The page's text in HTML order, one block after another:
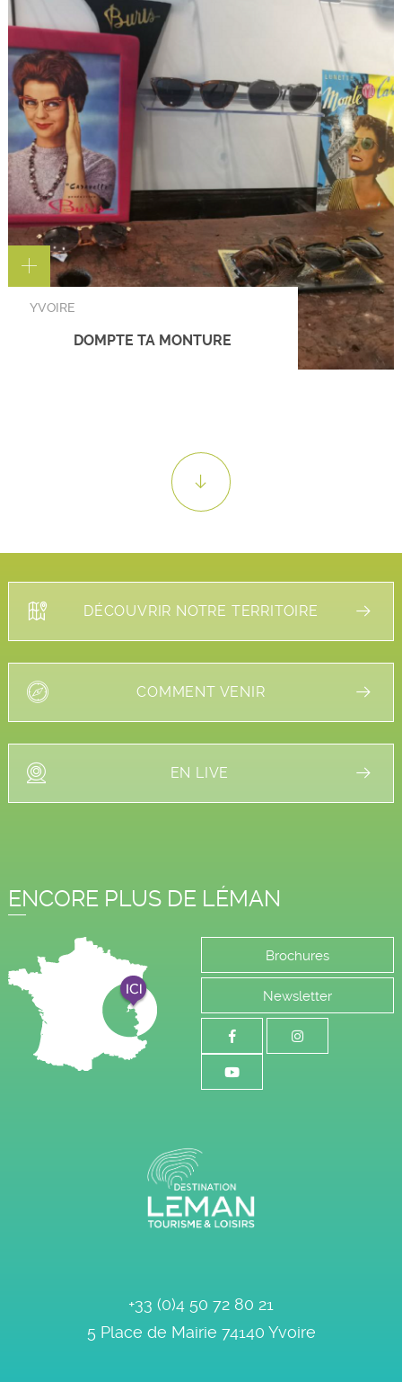
YVOIRE
DOMPTE TA MONTURE
DÉCOUVRIR NOTRE TERRITOIRE
COMMENT VENIR
EN LIVE
+33 (0)4 50 72 80 21
5 Place de Mairie 74140 Yvoire
ENCORE PLUS DE LÉMAN
Brochures
Newsletter